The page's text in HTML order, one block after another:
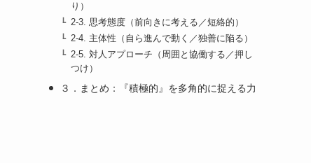
り）
2-3. 思考態度（前向きに考える／短絡的）
2-4. 主体性（自ら進んで動く／独善に陥る）
2-5. 対人アプローチ（周囲と協働する／押し
つけ）
３．まとめ：『積極的』を多角的に捉える力